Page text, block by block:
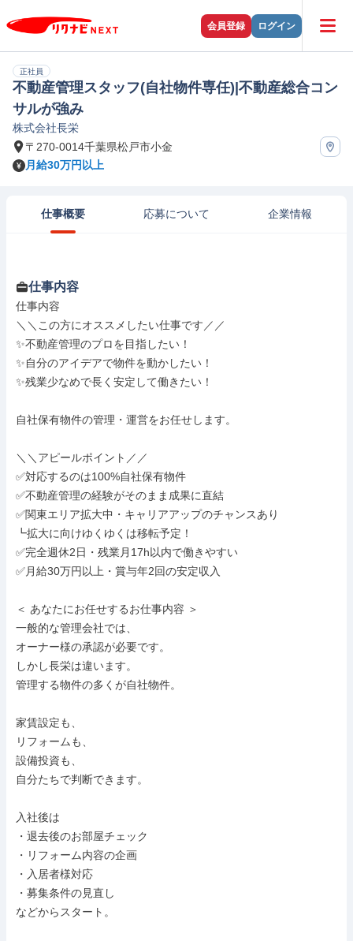
会員登録 ログイン
正社員
不動産管理スタッフ(自社物件専任)|不動産総合コン
サルが強み
株式会社長栄
〒270-0014千葉県松戸市小金
月給30万円以上
仕事概要 応募について 企業情報
仕事内容
仕事内容
＼＼この方にオススメしたい仕事です／／
✨不動産管理のプロを目指したい！
✨自分のアイデアで物件を動かしたい！
✨残業少なめで長く安定して働きたい！
自社保有物件の管理・運営をお任せします。
＼＼アピールポイント／／
✅対応するのは100%自社保有物件
✅不動産管理の経験がそのまま成果に直結
✅関東エリア拡大中・キャリアアップのチャンスあり
┗拡大に向けゆくゆくは移転予定！
✅完全週休2日・残業月17h以内で働きやすい
✅月給30万円以上・賞与年2回の安定収入
＜ あなたにお任せするお仕事内容 ＞
一般的な管理会社では、
オーナー様の承認が必要です。
しかし長栄は違います。
管理する物件の多くが自社物件。
家賃設定も、
リフォームも、
設備投資も、
自分たちで判断できます。
入社後は
・退去後のお部屋チェック
・リフォーム内容の企画
・入居者様対応
・募集条件の見直し
などからスタート。